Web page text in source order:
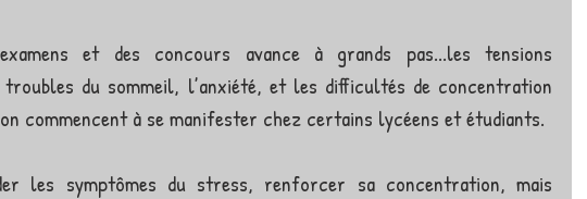
et des concours avance à grands pas...les tensions
du sommeil, l’anxiété, et les difficultés de concentration
commencent à se manifester chez certains lycéens et étudiants.
les symptômes du stress, renforcer sa concentration, mais